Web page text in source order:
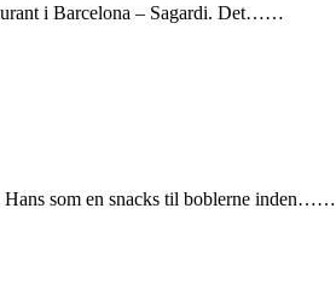
i Barcelona – Sagardi. Det……
som en snacks til boblerne inden……